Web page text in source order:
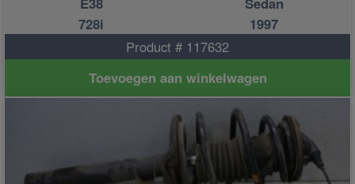
728i
1997
Product # 117632
Toevoegen aan winkelwagen